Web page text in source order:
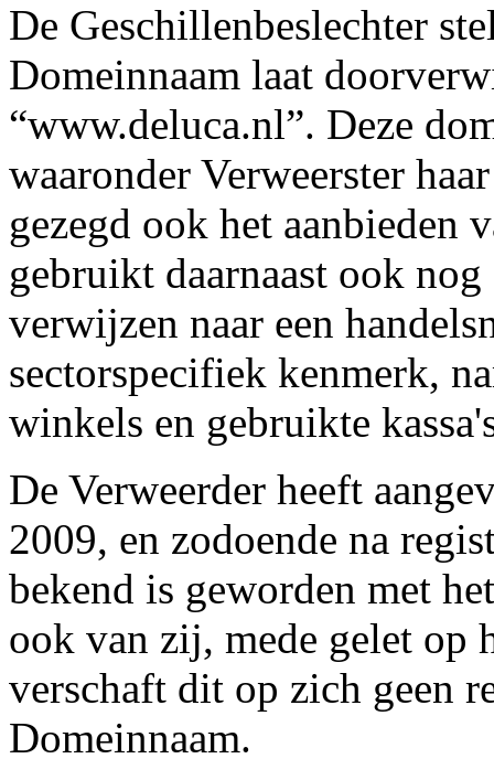
De Geschillenbeslechter
Domeinnaam laat
“www.deluca.nl”. Deze
waaronder Verweerster
gezegd ook het aanbieden
gebruikt daarnaast ook
verwijzen naar een
sectorspecifiek kenmerk,
winkels en gebruikte
De Verweerder heeft
2009, en zodoende na
bekend is geworden met
ook van zij, mede gelet op
verschaft dit op zich geen
Domeinnaam.